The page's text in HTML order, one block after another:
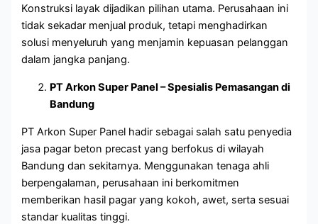
Konstruksi layak dijadikan pilihan utama. Perusahaan ini
tidak sekadar menjual produk, tetapi menghadirkan
solusi menyeluruh yang menjamin kepuasan pelanggan
dalam jangka panjang.
PT Arkon Super Panel – Spesialis Pemasangan di
Bandung
PT Arkon Super Panel hadir sebagai salah satu penyedia
jasa pagar beton precast yang berfokus di wilayah
Bandung dan sekitarnya. Menggunakan tenaga ahli
berpengalaman, perusahaan ini berkomitmen
memberikan hasil pagar yang kokoh, awet, serta sesuai
standar kualitas tinggi.